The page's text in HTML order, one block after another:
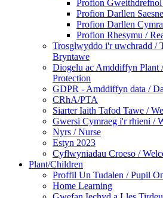
Profion Gweithdrefnol
Profion Darllen
Profion Darllen
Profion Rhesymu /
Trosglwyddo i'r uwchradd /
Bryntawe
Diogelu ac Amddiffyn Plant
Protection
GDPR - Amddiffyn data /
CRhA/PTA
Siarter Iaith Tafod Tawe /
Gwersi Cymraeg i'r rhieni /
Nyrs / Nurse
Estyn 2023
Cyflwyniadau Croeso /
Plant/Children
Proffil Un Tudalen / Pupil
Home Learning